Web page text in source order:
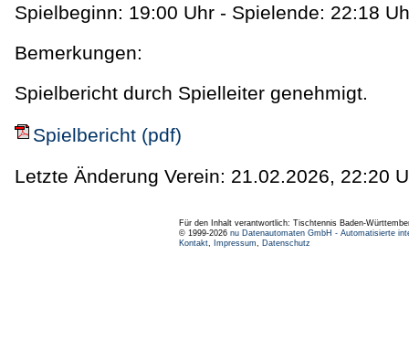
Spielbeginn: 19:00 Uhr - Spielende: 22:18
Bemerkungen:
Spielbericht durch Spielleiter genehmigt.
Spielbericht (pdf)
Letzte Änderung Verein: 21.02.2026, 22:20
Für den Inhalt verantwortlich: Tischtennis Baden-
© 1999-2026 nu Datenautomaten GmbH - Automatisierte
Kontakt, Impressum, Datenschutz